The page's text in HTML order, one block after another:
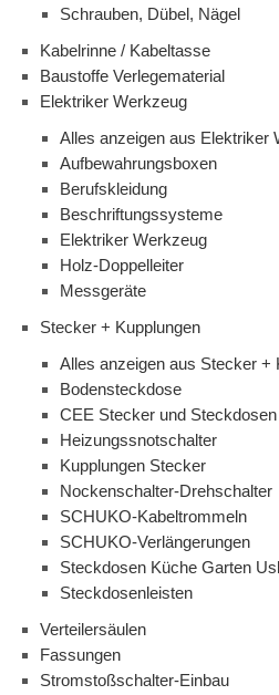
Schrauben, Dübel, Nägel
Kabelrinne / Kabeltasse
Baustoffe Verlegematerial
Elektriker Werkzeug
Alles anzeigen aus Elektriker
Aufbewahrungsboxen
Berufskleidung
Beschriftungssysteme
Elektriker Werkzeug
Holz-Doppelleiter
Messgeräte
Stecker + Kupplungen
Alles anzeigen aus Stecker +
Bodensteckdose
CEE Stecker und Steckdosen
Heizungssnotschalter
Kupplungen Stecker
Nockenschalter-Drehschalter
SCHUKO-Kabeltrommeln
SCHUKO-Verlängerungen
Steckdosen Küche Garten
Steckdosenleisten
Verteilersäulen
Fassungen
Stromstoßschalter-Einbau